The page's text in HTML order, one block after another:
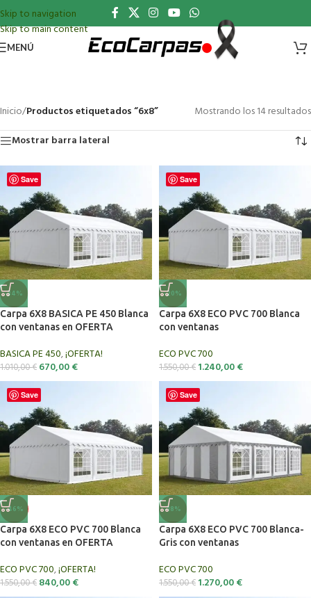
Skip to navigation
Skip to main content
MENÚ
Inicio/Productos etiquetados “6x8”
Mostrando los 14 resultados
Mostrar barra lateral
Save
-34%
Carpa 6X8 BASICA PE 450 Blanca
con ventanas en OFERTA
BASICA PE 450,¡OFERTA!
1.010,00€ 670,00€
Save
-20%
Carpa 6X8 ECO PVC 700 Blanca
con ventanas
ECO PVC 700
1.550,00€ 1.240,00€
Save
-46%
Carpa 6X8 ECO PVC 700 Blanca
con ventanas en OFERTA
ECO PVC 700,¡OFERTA!
1.550,00€ 840,00€
Save
-18%
Carpa 6X8 ECO PVC 700 Blanca-
Gris con ventanas
ECO PVC 700
1.550,00€ 1.270,00€